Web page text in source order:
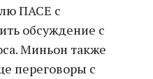
ПАСЕ с
обсуждение с
Миньон также
переговоры с